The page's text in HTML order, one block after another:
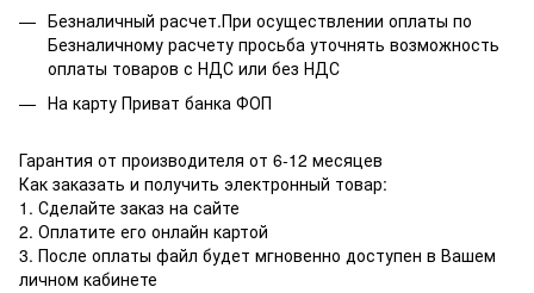
Безналичный расчет.При осуществлении оплаты по
Безналичному расчету просьба уточнять возможность
оплаты товаров с НДС или без НДС
На карту Приват банка ФОП
Гарантия от производителя от 6-12 месяцев
Как заказать и получить электронный товар:
1. Сделайте заказ на сайте
2. Оплатите его онлайн картой
3. После оплаты файл будет мгновенно доступен в Вашем
личном кабинете